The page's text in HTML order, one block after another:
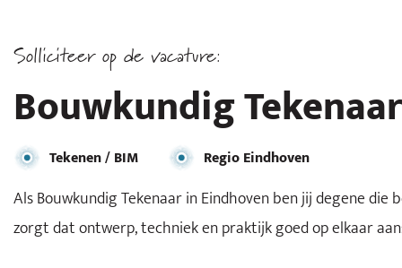
Solliciteer op de vacature:
Bouwkundig
Tekenen / BIM Regio Eindhoven
Als Bouwkundig Tekenaar in Eindhoven ben jij degene
zorgt dat ontwerp, techniek en praktijk goed op elkaar